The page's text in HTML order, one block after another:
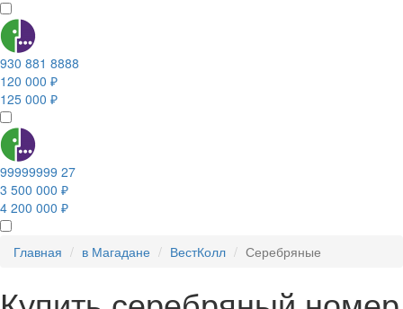
930 881 8888
120 000 ₽
125 000 ₽
99999999 27
3 500 000 ₽
4 200 000 ₽
Главная в Магадане ВестКолл Серебряные